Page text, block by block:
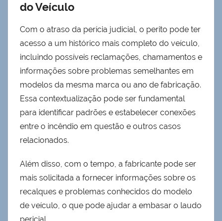
do Veículo
Com o atraso da perícia judicial, o perito pode ter
acesso a um histórico mais completo do veículo,
incluindo possíveis reclamações, chamamentos e
informações sobre problemas semelhantes em
modelos da mesma marca ou ano de fabricação.
Essa contextualização pode ser fundamental
para identificar padrões e estabelecer conexões
entre o incêndio em questão e outros casos
relacionados.
Além disso, com o tempo, a fabricante pode ser
mais solicitada a fornecer informações sobre os
recalques e problemas conhecidos do modelo
de veículo, o que pode ajudar a embasar o laudo